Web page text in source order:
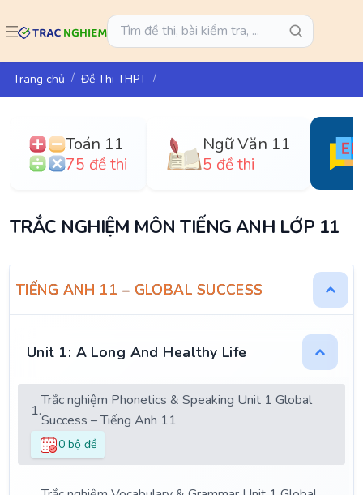
Trang chủ Đề Thi THPT
Toán 11
75 đề thi
Ngữ Văn 11
5 đề thi
TRẮC NGHIỆM MÔN TIẾNG ANH LỚP 11
TIẾNG ANH 11 – GLOBAL SUCCESS
Unit 1: A Long And Healthy Life
1.
Trắc nghiệm Phonetics & Speaking Unit 1 Global
Success – Tiếng Anh 11
0 bộ đề